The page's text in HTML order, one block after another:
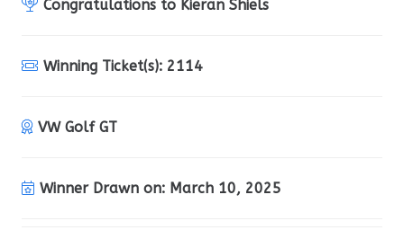
Congratulations to Kieran Shiels
Winning Ticket(s): 2114
VW Golf GT
Winner Drawn on: March 10, 2025